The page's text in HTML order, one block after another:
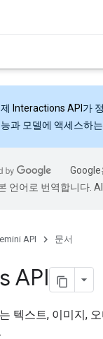
Interactions API 가
과 모델에 액세스하
언어로 번역합니다.
API 문서
API
텍스트, 이미지,